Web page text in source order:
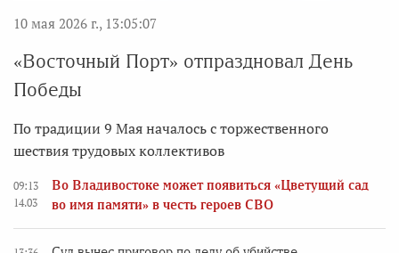
10 мая 2026 г., 13:05:07
«Восточный Порт» отпраздновал День
Победы
По традиции 9 Мая началось с торжественного
шествия трудовых коллективов
09:13
14.03
Во Владивостоке может появиться «Цветущий сад
во имя памяти» в честь героев СВО